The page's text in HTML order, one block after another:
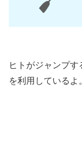
ヒトがジャンプす
を利用しているよ。